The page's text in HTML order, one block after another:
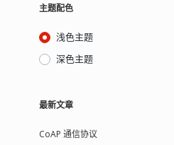
主题配色
浅色主题
深色主题
最新文章
CoAP 通信协议